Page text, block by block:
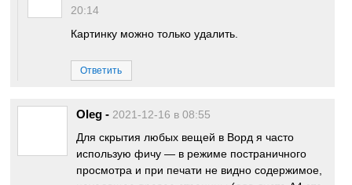
20:14
Картинку можно только удалить.
Ответить
Oleg - 2021-12-16 в 08:55
Для скрытия любых вещей в Ворд я часто
использую фичу — в режиме постраничного
просмотра и при печати не видно содержимое,